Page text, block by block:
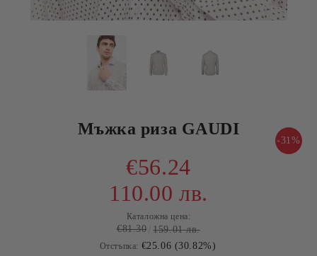
Мъжка риза GAUDI
-31%
€56.24
110.00 лв.
Каталожна цена:
€81.30 159.01 лв.
Отстъпка: €25.06 (30.82%)